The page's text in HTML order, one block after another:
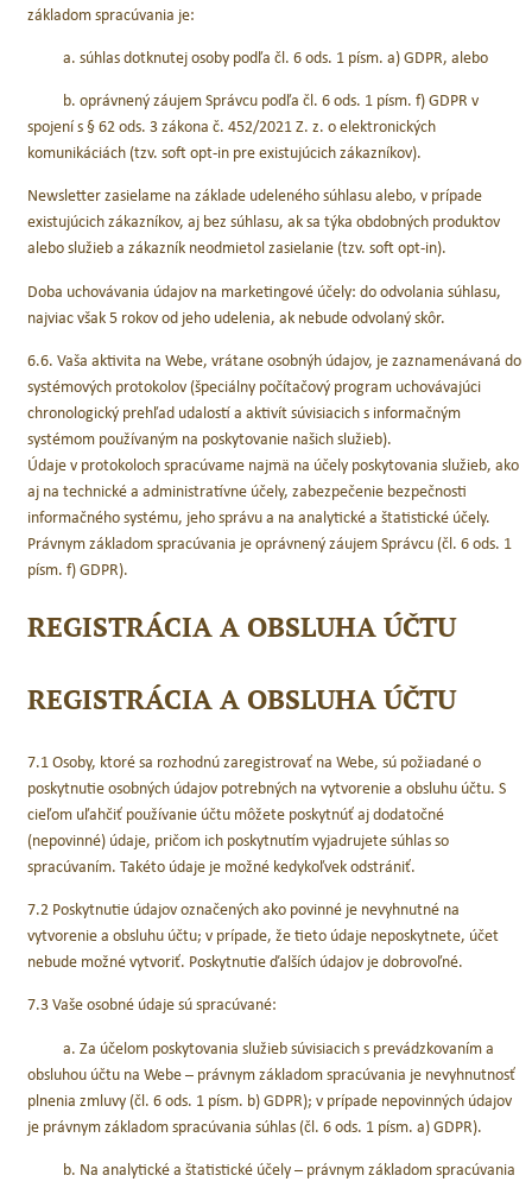
základom spracúvania je:
a. súhlas dotknutej osoby podľa čl. 6 ods. 1 písm. a) GDPR, alebo
b. oprávnený záujem Správcu podľa čl. 6 ods. 1 písm. f) GDPR v
spojení s § 62 ods. 3 zákona č. 452/2021 Z. z. o elektronických
komunikáciách (tzv. soft opt-in pre existujúcich zákazníkov).
Newsletter zasielame na základe udeleného súhlasu alebo, v prípade
existujúcich zákazníkov, aj bez súhlasu, ak sa týka obdobných produktov
alebo služieb a zákazník neodmietol zasielanie (tzv. soft opt-in).
Doba uchovávania údajov na marketingové účely: do odvolania súhlasu,
najviac však 5 rokov od jeho udelenia, ak nebude odvolaný skôr.
6.6. Vaša aktivita na Webe, vrátane osobnýh údajov, je zaznamenávaná do
systémových protokolov (špeciálny počítačový program uchovávajúci
chronologický prehľad udalostí a aktivít súvisiacich s informačným
systémom používaným na poskytovanie našich služieb).
Údaje v protokoloch spracúvame najmä na účely poskytovania služieb, ako
aj na technické a administratívne účely, zabezpečenie bezpečnosti
informačného systému, jeho správu a na analytické a štatistické účely.
Právnym základom spracúvania je oprávnený záujem Správcu (čl. 6 ods. 1
písm. f) GDPR).
REGISTRÁCIA A OBSLUHA ÚČTU
REGISTRÁCIA A OBSLUHA ÚČTU
7.1 Osoby, ktoré sa rozhodnú zaregistrovať na Webe, sú požiadané o
poskytnutie osobných údajov potrebných na vytvorenie a obsluhu účtu. S
cieľom uľahčiť používanie účtu môžete poskytnúť aj dodatočné
(nepovinné) údaje, pričom ich poskytnutím vyjadrujete súhlas so
spracúvaním. Takéto údaje je možné kedykoľvek odstrániť.
7.2 Poskytnutie údajov označených ako povinné je nevyhnutné na
vytvorenie a obsluhu účtu; v prípade, že tieto údaje neposkytnete, účet
nebude možné vytvoriť. Poskytnutie ďalších údajov je dobrovoľné.
7.3 Vaše osobné údaje sú spracúvané:
a. Za účelom poskytovania služieb súvisiacich s prevádzkovaním a
obsluhou účtu na Webe – právnym základom spracúvania je nevyhnutnosť
plnenia zmluvy (čl. 6 ods. 1 písm. b) GDPR); v prípade nepovinných údajov
je právnym základom spracúvania súhlas (čl. 6 ods. 1 písm. a) GDPR).
b. Na analytické a štatistické účely – právnym základom spracúvania